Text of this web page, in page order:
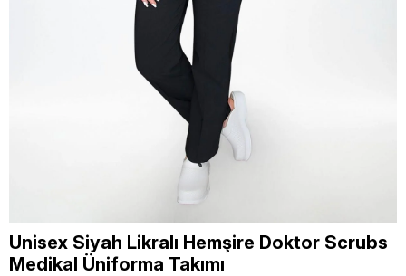
Unisex Siyah Likralı Hemşire Doktor Scrubs
Medikal Üniforma Takımı